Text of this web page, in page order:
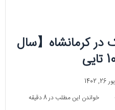
در کرمانشاه【سال
1402
خواندن این مطلب در 8 دقیقه